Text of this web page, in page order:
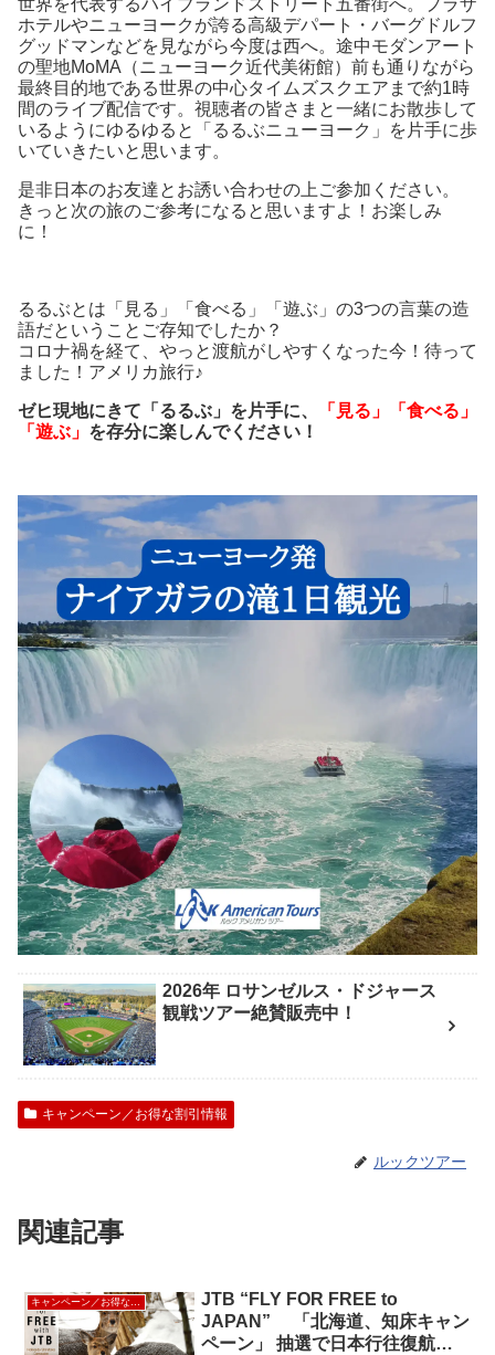
ホテルやニューヨークが誇る高級デパート・バーグドルフ
グッドマンなどを 見ながら今度は西へ。 途中モダンアート
の聖地MoMA （ニューヨーク近代美術館） 前も通りながら
最終目的地である世界の中心タイムズス クエア まで約1時
間のライブ配信です。視聴者の皆さま と一緒にお散歩して
いるよう にゆるゆると 「るるぶニューヨーク」を片手に歩
いていきたいと思います。
是非日本のお友達とお誘い合わせの上ご参加ください。
きっと次の旅のご参考になると思いますよ！お楽しみ
に！
るるぶとは「見る」「食べる」「遊ぶ」の3つの言葉の造
語だということご存知でしたか？
コロナ禍を経て、やっと渡航がしやすくなった今！待って
ました！アメリカ旅行♪
ゼヒ現地にきて「るるぶ」を片手に、
「見る」「食べる」
「遊ぶ」 を存分に楽しんでください！
2026年 ロサンゼルス・ドジャース
観戦ツアー絶賛販売中！
キャンペーン／お得な割引情報
ルックツアー
関連記事
キャンペーン／お得な割引情報
JTB “FLY FOR FREE to
JAPAN” 「北海道、知床キャン
ペーン」 抽選で日本行往復航空